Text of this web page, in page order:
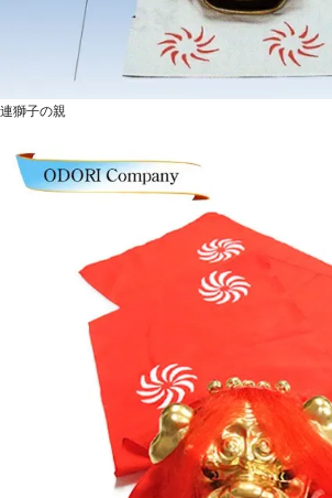
連獅子の親